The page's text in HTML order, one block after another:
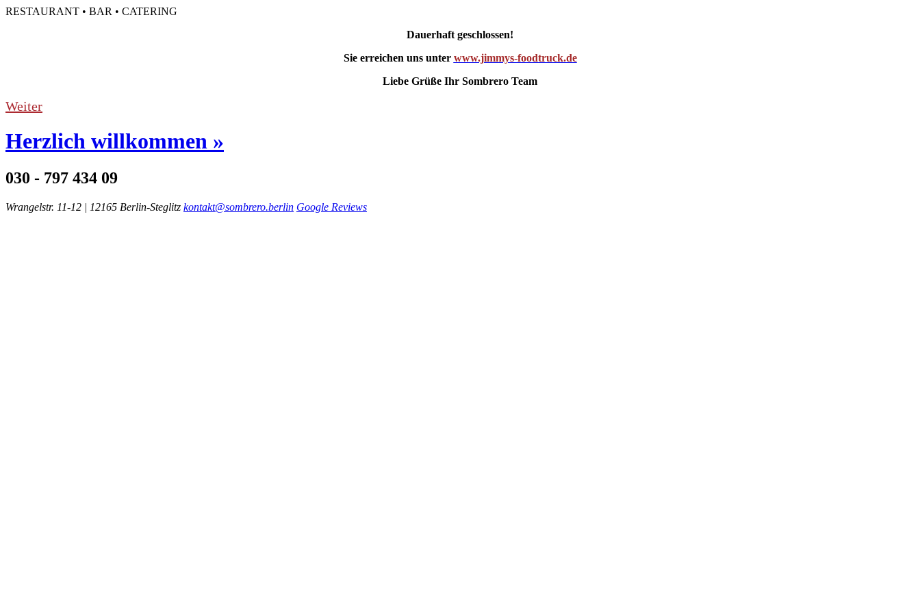
RESTAURANT • BAR • CATERING
Dauerhaft geschlossen!
Sie erreichen uns unter www.jimmys-foodtruck.de
Liebe Grüße Ihr Sombrero Team
Weiter
Herzlich willkommen »
030 - 797 434 09
Wrangelstr. 11-12 | 12165 Berlin-Steglitz kontakt@sombrero.berlin Google Reviews